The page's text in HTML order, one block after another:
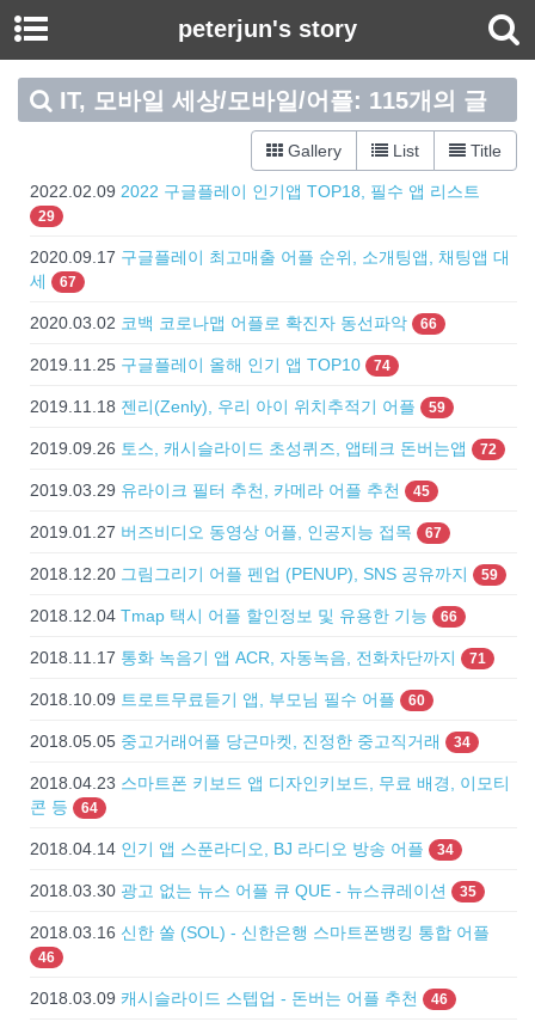
peterjun's story
IT, 모바일 세상/모바일/어플: 115개의 글
Gallery List Title
2022.02.09 2022 구글플레이 인기앱 TOP18, 필수 앱 리스트
29
2020.09.17 구글플레이 최고매출 어플 순위, 소개팅앱, 채팅앱 대
세
67
2020.03.02 코백 코로나맵 어플로 확진자 동선파악 66
2019.11.25 구글플레이 올해 인기 앱 TOP10 74
2019.11.18 젠리(Zenly), 우리 아이 위치추적기 어플 59
2019.09.26 토스, 캐시슬라이드 초성퀴즈, 앱테크 돈버는앱 72
2019.03.29 유라이크 필터 추천, 카메라 어플 추천 45
2019.01.27 버즈비디오 동영상 어플, 인공지능 접목 67
2018.12.20 그림그리기 어플 펜업 (PENUP), SNS 공유까지 59
2018.12.04 Tmap 택시 어플 할인정보 및 유용한 기능 66
2018.11.17 통화 녹음기 앱 ACR, 자동녹음, 전화차단까지 71
2018.10.09 트로트무료듣기 앱, 부모님 필수 어플 60
2018.05.05 중고거래어플 당근마켓, 진정한 중고직거래 34
2018.04.23 스마트폰 키보드 앱 디자인키보드, 무료 배경, 이모티
콘 등
64
2018.04.14 인기 앱 스푼라디오, BJ 라디오 방송 어플 34
2018.03.30 광고 없는 뉴스 어플 큐 QUE - 뉴스큐레이션 35
2018.03.16 신한 쏠 (SOL) - 신한은행 스마트폰뱅킹 통합 어플
46
2018.03.09 캐시슬라이드 스텝업 - 돈버는 어플 추천 46